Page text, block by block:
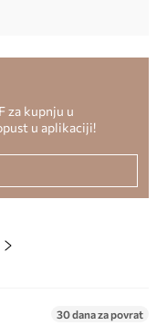
za kupnju u
u aplikaciji!
30 dana za povrat